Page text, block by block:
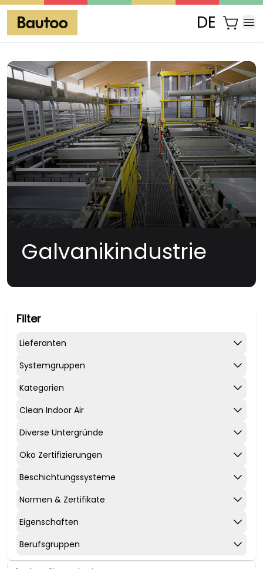
DE
Galvanikindustrie
Filter
Lieferanten
Systemgruppen
Kategorien
Clean Indoor Air
Diverse Untergründe
Öko Zertifizierungen
Beschichtungssysteme
Normen & Zertifikate
Eigenschaften
Berufsgruppen